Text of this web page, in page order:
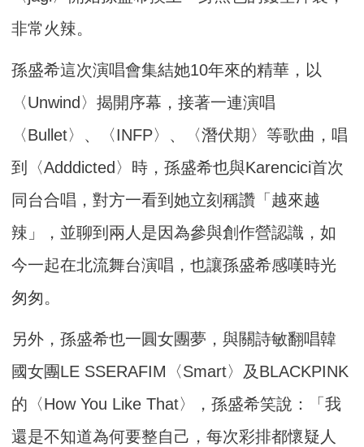
非常火辣。
孫盛希這次演唱會集結她10年來的精華，以
〈Unwind〉揭開序幕，接著一連演唱
〈Bullet〉、〈INFP〉、〈潛伏期〉等歌曲，唱
到〈Adddicted〉時，孫盛希也與Karencici首次
同台合唱，對方一看到她立刻稱讚「越來越
辣」，並聊到兩人是因為參與創作營認識，如
今一起在北流舞台演唱，也讓孫盛希感嘆時光
匆匆。
另外，孫盛希也一圓女團夢，與關詩敏翻唱韓
國女團LE SSERAFIM〈Smart〉及BLACKPINK
的〈How You Like That〉，孫盛希笑說：「我
還是不知道為何要整自己，每次彩排都懷疑人